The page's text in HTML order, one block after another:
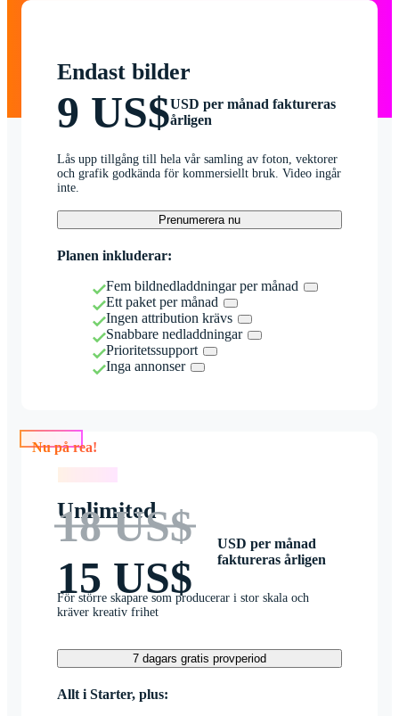
Endast bilder
9 US$USD per månad faktureras
årligen
Lås upp tillgång till hela vår samling av foton, vektorer
och grafik godkända för kommersiellt bruk. Video ingår
inte.
Prenumerera nu
Planen inkluderar:
Fem bildnedladdningar per månad
Ett paket per månad
Ingen attribution krävs
Snabbare nedladdningar
Prioritetssupport
Inga annonser
Nu på rea!
Unlimited
18 US$
15 US$
USD per månad
faktureras årligen
För större skapare som producerar i stor skala och
kräver kreativ frihet
7 dagars gratis provperiod
Allt i Starter, plus: